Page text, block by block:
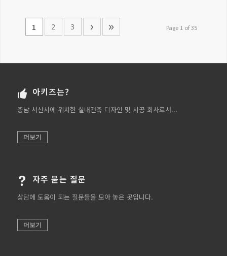
Page 1 of 35
1 2 3 › »
아키즈는?
충남 서산시에 위치한 실내건축 디자인 및 시공 회사로서...
더보기
자주 묻는 질문
상담에 도움이 되는 질문들을 모아 놓은 곳입니다.
더보기